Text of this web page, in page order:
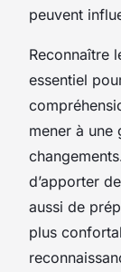
peuvent
Reconnaître
essentiel
mener à une
d’apporter
aussi de
plus